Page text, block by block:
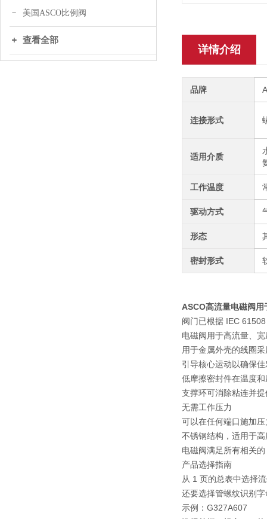
美国ASCO比例阀
查看全部
详情介绍
品牌
连接形式
适用介质
工作温度
驱动方式
形态
密封形式
ASCO高流量电磁阀
阀门已根据 IEC
电磁阀用于高流量、
用于金属外壳的线圈
引导核心运动以确保
低摩擦密封件在温度
支撑环可消除粘连并
无需工作压力
可以在任何端口施加压
不锈钢结构，适用于
电磁阀满足所有相关
产品选择指南
从 1 页的总表中选择
还要选择管螺纹识别字
示例：G327A607